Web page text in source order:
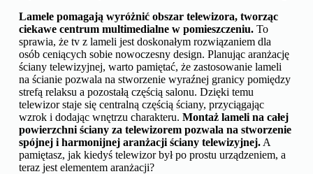
Lamele pomagają wyróżnić obszar telewizora, tworząc
ciekawe centrum multimedialne w pomieszczeniu.To
sprawia, że tv z lameli jest doskonałym rozwiązaniem dla
osób ceniących sobie nowoczesny design. Planując aranżację
ściany telewizyjnej, warto pamiętać, że zastosowanie lameli
na ścianie pozwala na stworzenie wyraźnej granicy pomiędzy
strefą relaksu a pozostałą częścią salonu. Dzięki temu
telewizor staje się centralną częścią ściany, przyciągając
wzrok i dodając wnętrzu charakteru. Montaż lameli na całej
powierzchni ściany za telewizorem pozwala na stworzenie
spójnej i harmonijnej aranżacji ściany telewizyjnej.A
pamiętasz, jak kiedyś telewizor był po prostu urządzeniem, a
teraz jest elementem aranżacji?